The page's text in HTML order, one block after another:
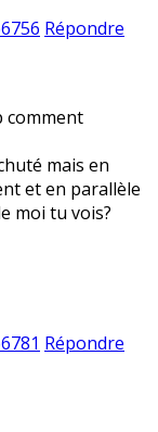
Répondre
comment
mais en
et en parallèle
moi tu vois?
Répondre